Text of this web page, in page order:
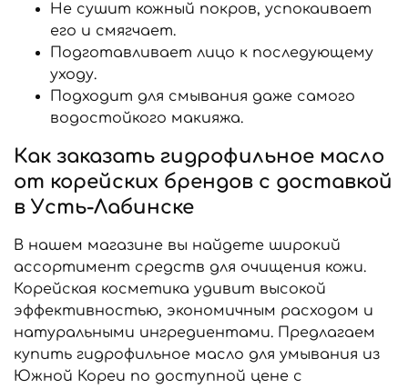
Не сушит кожный покров, успокаивает
его и смягчает.
Подготавливает лицо к последующему
уходу.
Подходит для смывания даже самого
водостойкого макияжа.
Как заказать гидрофильное масло
от корейских брендов с доставкой
в Усть-Лабинске
В нашем магазине вы найдете широкий
ассортимент средств для очищения кожи.
Корейская косметика удивит высокой
эффективностью, экономичным расходом и
натуральными ингредиентами. Предлагаем
купить гидрофильное масло для умывания из
Южной Кореи по доступной цене с